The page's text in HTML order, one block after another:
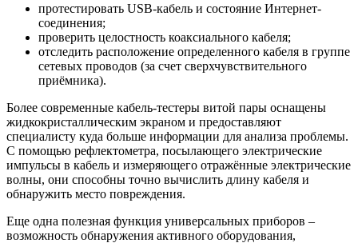
протестировать USB-кабель и состояние Интернет-
соединения;
проверить целостность коаксиального кабеля;
отследить расположение определенного кабеля в группе
сетевых проводов (за счет сверхчувствительного
приёмника).
Более современные кабель-тестеры витой пары оснащены
жидкокристаллическим экраном и предоставляют
специалисту куда больше информации для анализа проблемы.
С помощью рефлектометра, посылающего электрические
импульсы в кабель и измеряющего отражённые электрические
волны, они способны точно вычислить длину кабеля и
обнаружить место повреждения.
Еще одна полезная функция универсальных приборов –
возможность обнаружения активного оборудования,